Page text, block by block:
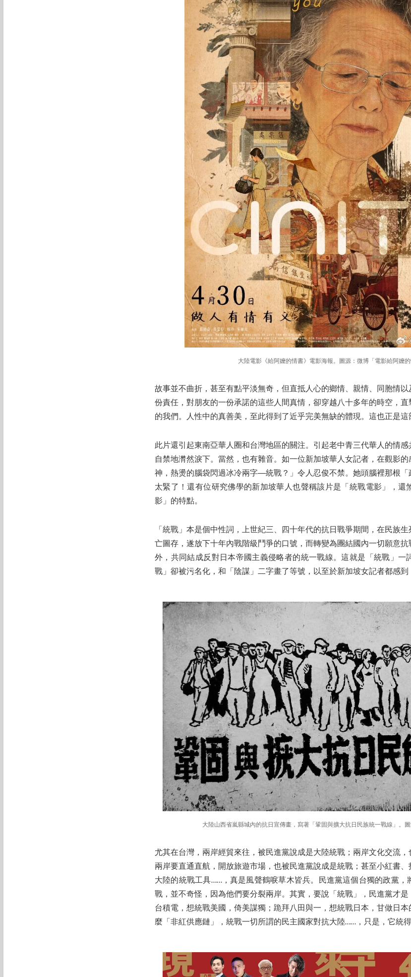
大陸電影《給阿嬤的情書》電影海報。圖源：微博「電影給阿嬤的
故事並不曲折，甚至有點平淡無奇，但直抵人心的鄉情、親情、同胞情
份責任，對朋友的一份承諾的這些人間真情，卻穿越八十多年的時空，
的我們。人性中的真善美，至此得到了近乎完美無缺的體現。這也正是這
此片還引起東南亞華人圈和台灣地區的關注。引起老中青三代華人的情
自禁地潸然淚下。當然，也有雜音。如一位新加坡華人女記者，在觀影
神，熱燙的腦袋閃過冰冷兩字──統戰？」令人忍俊不禁。她頭腦裡那根
太緊了！還有位研究佛學的新加坡華人也聲稱該片是「統戰電影」，還
影」的特點。
「統戰」本是個中性詞，上世紀三、四十年代的抗日戰爭期間，在民族
亡圖存，遂放下十年內戰階級鬥爭的口號，而轉變為團結國內一切願意
外，共同結成反對日本帝國主義侵略者的統一戰線。這就是「統戰」一
戰」卻被污名化，和「陰謀」二字畫了等號，以至於新加坡女記者都感到
大陸山西省嵐縣城內的抗日宣傳畫，寫著「鞏固與擴大抗日民族統一戰線」。
尤其在台灣，兩岸經貿來往，被民進黨說成是大陸統戰；兩岸文化交流，
兩岸要直通直航，開放旅遊市場，也被民進黨說成是統戰；甚至小紅書
大陸的統戰工具……，真是風聲鶴唳草木皆兵。民進黨這個台獨的政黨，
戰，並不奇怪，因為他們要分裂兩岸。其實，要說「統戰」，民進黨才
台積電，想統戰美國，倚美謀獨；跪拜八田與一，想統戰日本，甘做日
麼「非紅供應鏈」，統戰一切所謂的民主國家對抗大陸……，只是，它統